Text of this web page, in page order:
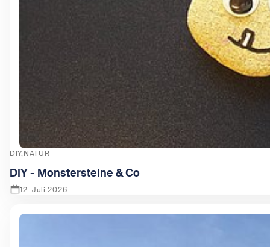
DIY NATUR
DIY - Monstersteine & Co
12. Juli 2026